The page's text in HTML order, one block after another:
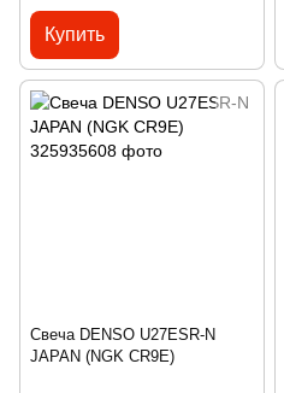
Купить
Свеча DENSO U27ESR-N
JAPAN (NGK CR9E)